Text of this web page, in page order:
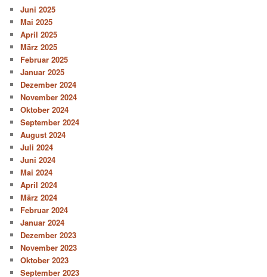
Juni 2025
Mai 2025
April 2025
März 2025
Februar 2025
Januar 2025
Dezember 2024
November 2024
Oktober 2024
September 2024
August 2024
Juli 2024
Juni 2024
Mai 2024
April 2024
März 2024
Februar 2024
Januar 2024
Dezember 2023
November 2023
Oktober 2023
September 2023